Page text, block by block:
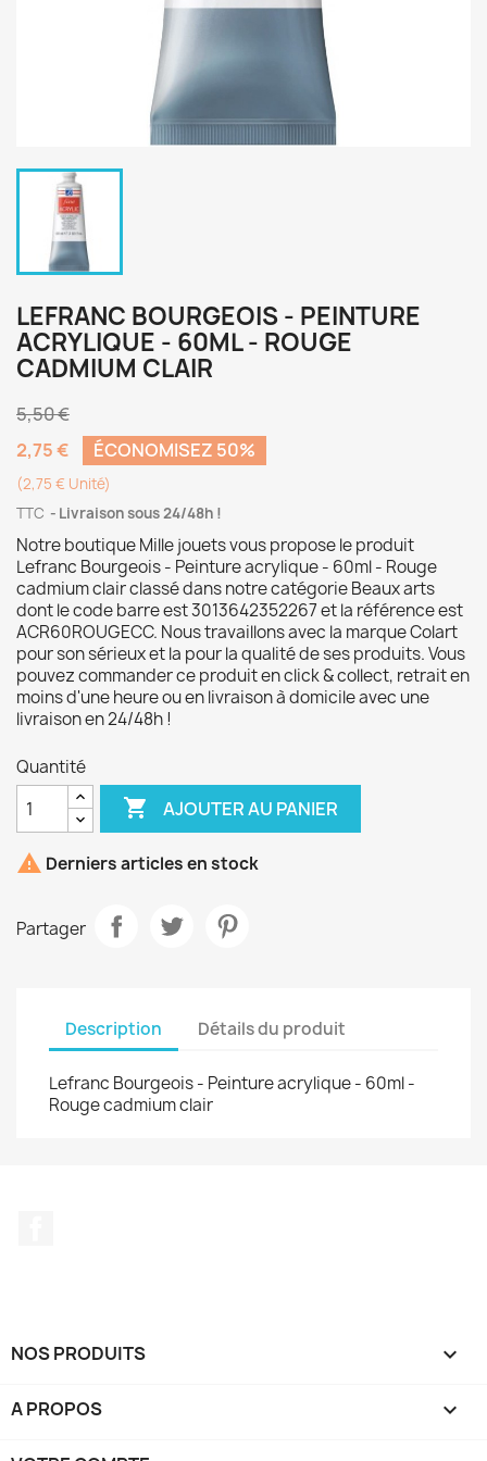
LEFRANC BOURGEOIS - PEINTURE
ACRYLIQUE - 60ML - ROUGE
CADMIUM CLAIR
5,50 €
2,75 €
ÉCONOMISEZ 50%
(2,75 € Unité)
TTC
Livraison sous 24/48h !
Notre boutique Mille jouets vous propose le produit
Lefranc Bourgeois - Peinture acrylique - 60ml - Rouge
cadmium clair classé dans notre catégorie Beaux arts
dont le code barre est 3013642352267 et la référence est
ACR60ROUGECC. Nous travaillons avec la marque Colart
pour son sérieux et la pour la qualité de ses produits. Vous
pouvez commander ce produit en click & collect, retrait en
moins d'une heure ou en livraison à domicile avec une
livraison en 24/48h !
Quantité
 AJOUTER AU PANIER
 Derniers articles en stock
Partager
Description Détails du produit
Lefranc Bourgeois - Peinture acrylique - 60ml -
Rouge cadmium clair
NOS PRODUITS 
A PROPOS 